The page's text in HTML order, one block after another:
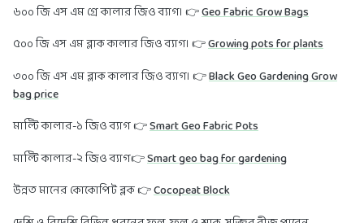
৬০০ জি এস এম গ্রে কালার জিও ব্যাগ। 👉Geo Fabric Grow Bags
৫০০ জি এস এম ব্লাক কালার জিও ব্যাগ। 👉Growing pots for plants
৩০০ জি এস এম ব্লাক কালার জিও ব্যাগ। 👉Black Geo Gardening Grow
bag price
মাল্টি কালার-১ জিও ব্যাগ 👉Smart Geo Fabric Pots
মাল্টি কালার-২ জিও ব্যাগ👉Smart geo bag for gardening
উন্নত মানের কোকোপিট ব্লক 👉Cocopeat Block